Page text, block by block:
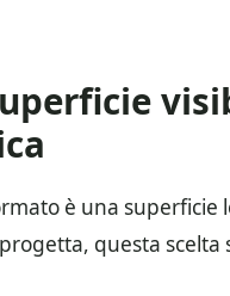
è una
questa scelta